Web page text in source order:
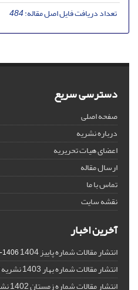
تعداد دریافت فایل اصل مقاله:484
دسترسی سریع
صفحه اصلی
درباره نشریه
اعضای هیات تحریریه
ارسال مقاله
تماس با ما
نقشه سایت
آخرین اخبار
انتشار مقالات شماره پاییز 1404 1406-07-08
انتشار مقالات شماره بهار 1403 نشریه
انتشار مقالات شماره زمستان 1402 نشریه